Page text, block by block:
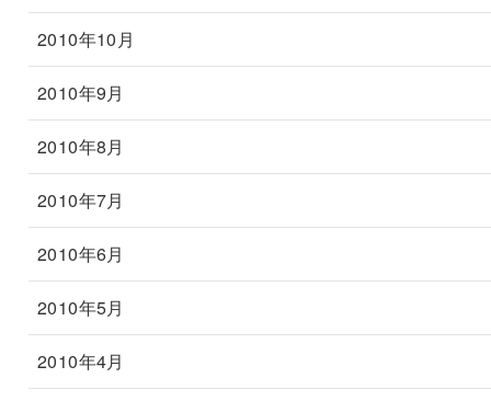
2010年10月
2010年9月
2010年8月
2010年7月
2010年6月
2010年5月
2010年4月